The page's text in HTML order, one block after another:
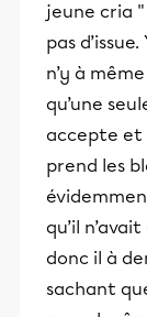
jeune cria "
pas
n’y à
qu’une
accepte et
prend les
qu’il
donc il à
sachant